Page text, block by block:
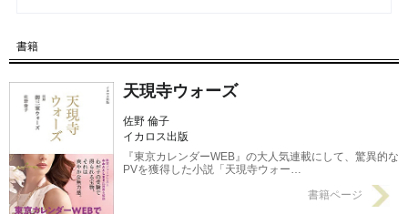
書籍
天現寺ウォーズ
佐野 倫子
イカロス出版
『東京カレンダーWEB』の大人気連載にして、驚異的な
PVを獲得した小説「天現寺ウォー…
書籍ページ